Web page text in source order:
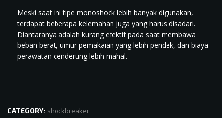
Meski saat ini tipe monoshock lebih banyak digunakan,
terdapat beberapa kelemahan juga yang harus disadari.
Diantaranya adalah kurang efektif pada saat membawa
beban berat, umur pemakaian yang lebih pendek, dan biaya
perawatan cenderung lebih mahal.
CATEGORY: shockbreaker